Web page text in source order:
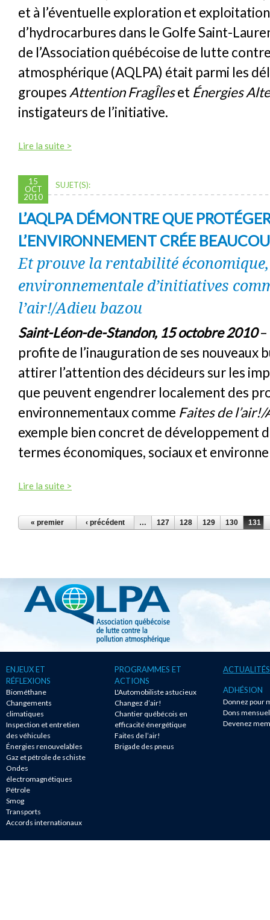
et à l’éventuelle exploration et exploitation
d’hydrocarbures dans le Golfe Saint-
de l’Association québécoise de lutte
atmosphérique (AQLPA) était parmi les
groupes Attention FragÎleset Énergies
instigateurs de l’initiative.
Lire la suite >
15
OCT
2010
SUJET(S):
L’AQLPA DÉMONTRE QUE
L’ENVIRONNEMENT CRÉE
Et prouve la rentabilité
environnementale d’initiatives
l’air!/Adieu bazou
Saint-Léon-de-Standon, 15 octobre 2010–
profite de l’inauguration de ses nouveaux
attirer l’attention des décideurs sur les
que peuvent engendrer localement des
environnementaux comme Faites de
exemple bien concret de développement
termes économiques, sociaux et
Lire la suite >
PAGES
« premier ‹ précédent … 127 128 129 130 131
ENJEUX ET
RÉFLEXIONS
Biométhane
Changements
climatiques
Inspection et entretien
des véhicules
Énergies renouvelables
Gaz et pétrole de schiste
Ondes
électromagnétiques
Pétrole
Smog
Transports
Accords internationaux
PROGRAMMES ET
ACTIONS
L'Automobiliste astucieux
Changez d’air!
Chantier québécois en
efficacité énergétique
Faites de l’air!
Brigade des pneus
ACTUALITÉS
ADHÉSION
Donnez pour
Dons
Devenez